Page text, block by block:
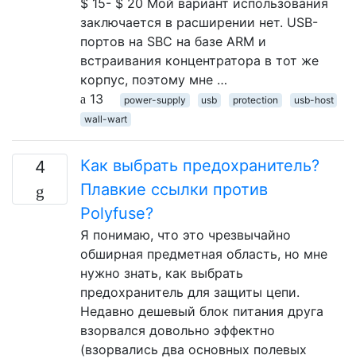
заключается в расширении нет. USB-
портов на SBC на базе ARM и
встраивания концентратора в тот же
корпус, поэтому мне …
13
power-supply usb protection
usb-host
wall-wart
4
Как выбрать предохранитель?
Плавкие ссылки против
Polyfuse?
Я понимаю, что это чрезвычайно
обширная предметная область, но мне
нужно знать, как выбрать
предохранитель для защиты цепи.
Недавно дешевый блок питания друга
взорвался довольно эффектно
(взорвались два основных полевых